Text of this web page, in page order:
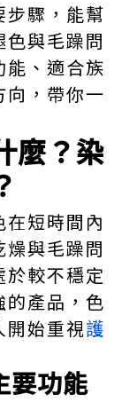
步驟，能幫
與毛躁問
能、適合族
向，帶你一
麼？染
短時間內
與毛躁問
較不穩定
的產品，色
開始重視護
要功能